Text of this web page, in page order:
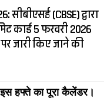
सीबीएसई (CBSE) द्वारा
कार्ड 5 फरवरी 2026
जारी किए जाने की
हफ्ते का पूरा कैलेंडर।